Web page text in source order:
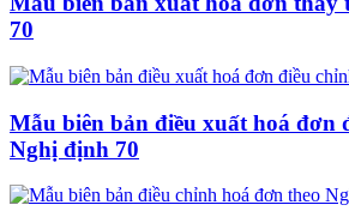
70
Mẫu biên bản điều xuất hoá đơn
Nghị định 70